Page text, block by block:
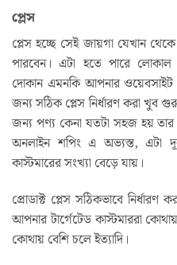
প্লেস
প্লেস হচ্ছে সেই জায়গা যেখান
পারবেন। এটা হতে পারে
দোকান এমনকি আপনার ওয়েবসাইট
জন্য সঠিক প্লেস নির্ধারণ করা খুব
জন্য পণ্য কেনা যতটা সহজ হয়
অনলাইন শপিং এ অভ্যস্ত, এটা
কাস্টমারের সংখ্যা বেড়ে যায়।
প্রোডাক্ট প্লেস সঠিকভাবে
আপনার টার্গেটেড কাস্টমাররা
কোথায় বেশি চলে ইত্যাদি।